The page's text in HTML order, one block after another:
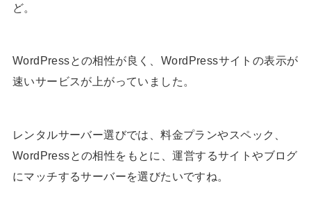
ど。
WordPressとの相性が良く、WordPressサイトの表示が
速いサービスが上がっていました。
レンタルサーバー選びでは、料金プランやスペック、
WordPressとの相性をもとに、運営するサイトやブログ
にマッチするサーバーを選びたいですね。